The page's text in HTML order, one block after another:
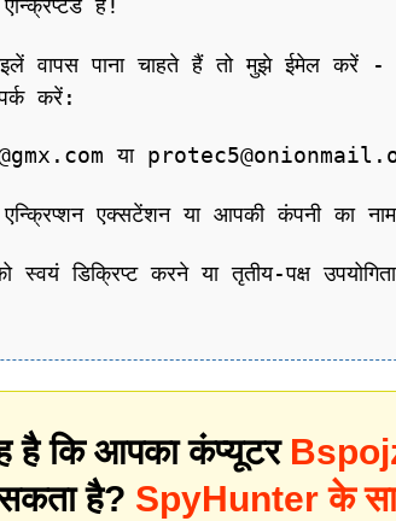
हैं!
वापस पाना चाहते हैं तो मुझे ईमेल करें
करें:
या
एक्सटेंशन या आपकी कंपनी का नाम
स्वयं डिक्रिप्ट करने या तृतीय-पक्ष
है कि आपका कंप्यूटर
है? SpyHunter के